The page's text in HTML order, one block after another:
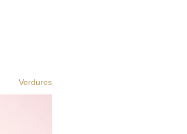
Verdures